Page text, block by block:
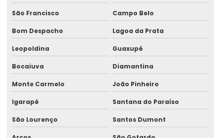
Peças para pontes rolantes de qualquer marca
Peças de reposição para pontes rolantes
Peças de reposição para talhas
Peças sobressalentes multimarcas
Peças sobressalentes para pontes rolantes
Peças para talha elétrica
Ponte rolante fabricante
São Francisco Campo Belo
Bom Despacho Lagoa da Prata
Leopoldina Guaxupé
Bocaiuva Diamantina
Monte Carmelo João Pinheiro
Igarapé Santana do Paraíso
São Lourenço Santos Dumont